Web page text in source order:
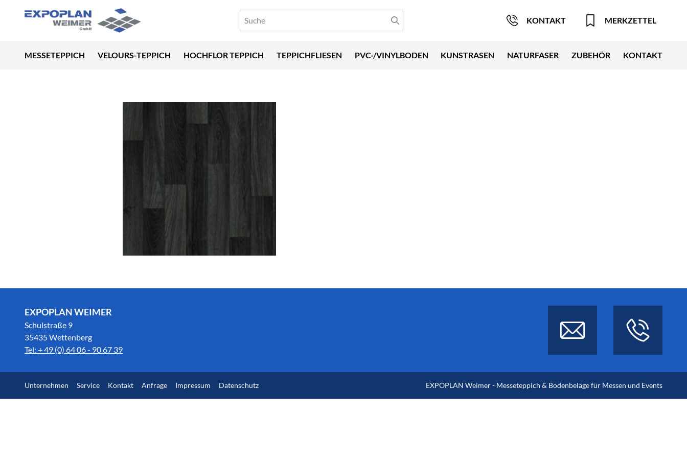
KONTAKT MERKZETTEL
MESSETEPPICH VELOURS-TEPPICH HOCHFLOR TEPPICH TEPPICHFLIESEN PVC-/VINYLBODEN KUNSTRASEN NATURFASER ZUBEHÖR KONTAKT
EXPOPLAN WEIMER
Schulstraße 9
35435 Wettenberg
Tel: + 49 (0) 64 06 - 90 67 39
Unternehmen Service Kontakt Anfrage Impressum Datenschutz EXPOPLAN Weimer - Messeteppich & Bodenbeläge für Messen und Events